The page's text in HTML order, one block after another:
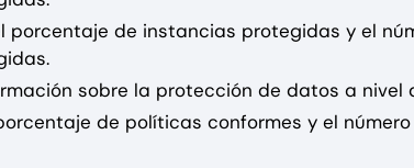
porcentaje de instancias protegidas y el
sobre la protección de datos a nivel
de políticas conformes y el